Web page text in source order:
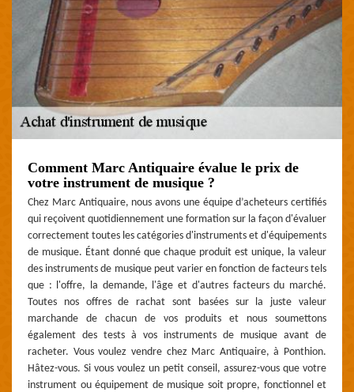
Comment Marc Antiquaire évalue le prix de
votre instrument de musique ?
Chez Marc Antiquaire, nous avons une équipe d’acheteurs certifiés
qui reçoivent quotidiennement une formation sur la façon d'évaluer
correctement toutes les catégories d'instruments et d'équipements
de musique. Étant donné que chaque produit est unique, la valeur
des instruments de musique peut varier en fonction de facteurs tels
que : l'offre, la demande, l'âge et d'autres facteurs du marché.
Toutes nos offres de rachat sont basées sur la juste valeur
marchande de chacun de vos produits et nous soumettons
également des tests à vos instruments de musique avant de
racheter. Vous voulez vendre chez Marc Antiquaire, à Ponthion.
Hâtez-vous. Si vous voulez un petit conseil, assurez-vous que votre
instrument ou équipement de musique soit propre, fonctionnel et